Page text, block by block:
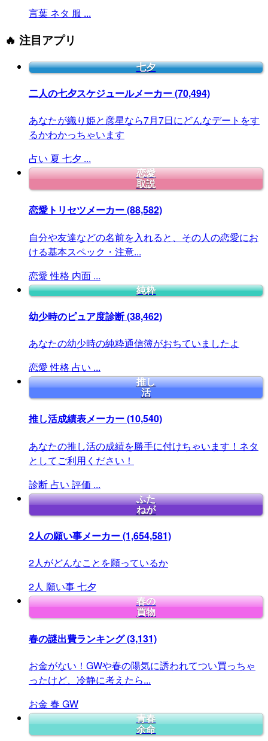
言葉 ネタ 服 ...
🔥 注目アプリ
七夕
二人の七夕スケジュールメーカー(70,494)
あなたが織り姫と彦星なら7月7日にどんなデートをす
るかわかっちゃいます
占い 夏 七夕 ...
恋愛
取説
恋愛トリセツメーカー(88,582)
自分や友達などの名前を入れると、その人の恋愛にお
ける基本スペック・注意...
恋愛 性格 内面 ...
純粋
幼少時のピュア度診断(38,462)
あなたの幼少時の純粋通信簿がおちていましたよ
恋愛 性格 占い ...
推し
活
推し活成績表メーカー(10,540)
あなたの推し活の成績を勝手に付けちゃいます！ネタ
としてご利用ください！
診断 占い 評価 ...
ふた
ねが
2人の願い事メーカー(1,654,581)
2人がどんなことを願っているか
2人 願い事七夕
春の
買物
春の謎出費ランキング(3,131)
お金がない！GWや春の陽気に誘われてつい買っちゃ
ったけど、冷静に考えたら...
お金 春 GW
青春
余命